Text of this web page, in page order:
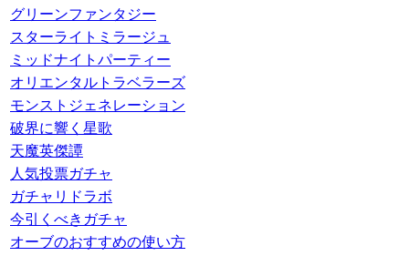
グリーンファンタジー
スターライトミラージュ
ミッドナイトパーティー
オリエンタルトラベラーズ
モンストジェネレーション
破界に響く星歌
天魔英傑譚
人気投票ガチャ
ガチャリドラボ
今引くべきガチャ
オーブのおすすめの使い方